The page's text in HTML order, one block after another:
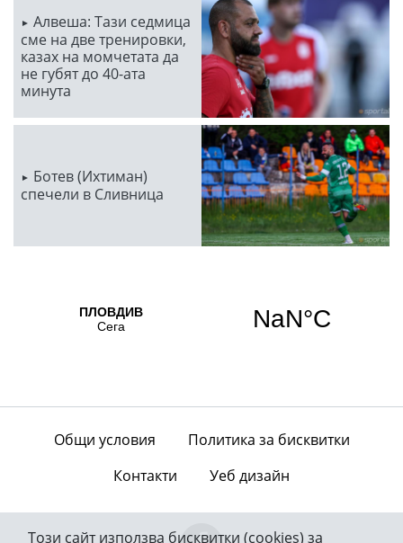
Алвеша: Тази седмица
сме на две тренировки,
казах на момчетата да
не губят до 40-ата
минута
Ботев (Ихтиман)
спечели в Сливница
Общи условия
Политика за бисквитки
Контакти
Уеб дизайн
Този сайт използва бисквитки (cookies) за